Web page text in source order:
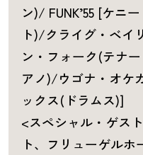
ン)/ FUNK’55 [ケニ
ト)/クライグ・ベイ
ン・フォーク(テナ
アノ)/ウゴナ・オケ
ックス(ドラムス)]
<スペシャル・ゲス
ト、フリューゲル